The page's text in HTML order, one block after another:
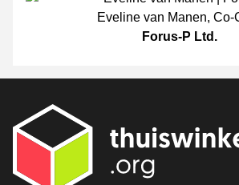
Eveline van Manen, Co-
Forus-P Ltd.